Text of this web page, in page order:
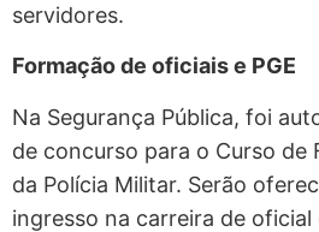
servidores.
Formação de oficiais e PGE
Na Segurança Pública, foi
de concurso para o Curso de
da Polícia Militar. Serão
ingresso na carreira de